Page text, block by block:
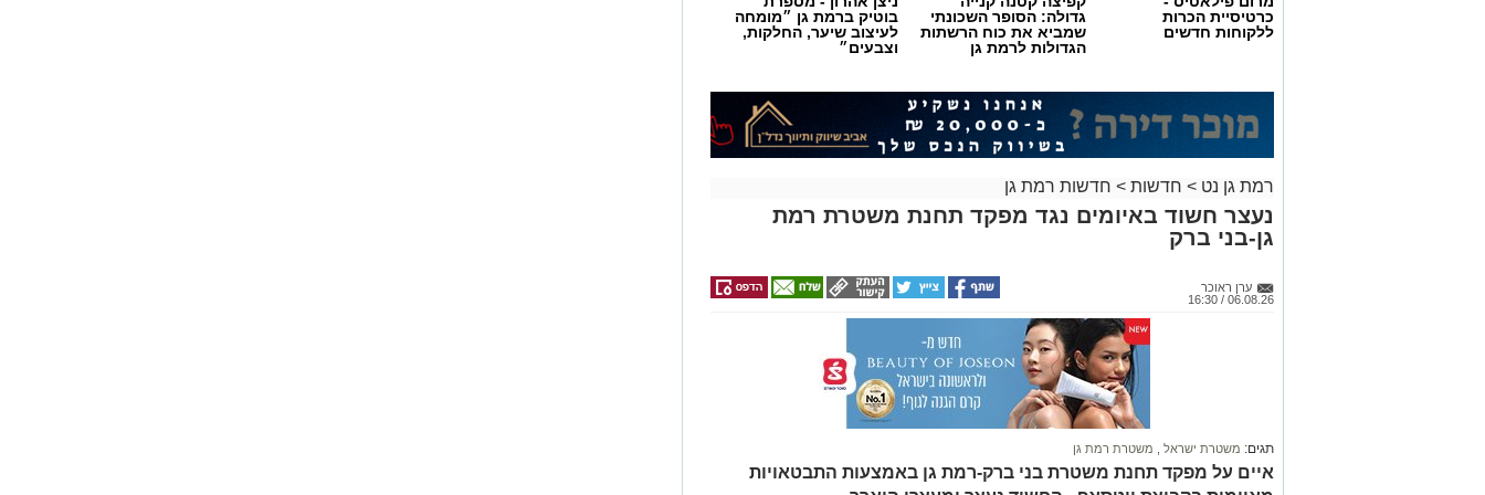
צילום באדיבות מכבי קבוצת כנען רמת-גן
במסגרת השיפוץ המתבצע, הפרקט עובר תהליך חידוש, חדר ההלבשה של מכבי
קבוצת כנען רמת-גן עובר שיפוץ משמעותי, חדרי השירותים המיועדים לקהל הרחב
משופצים, חדר השופטים ישודרג, נבנים משרדים חדשים לקבוצות הגברים והנשים
אבי גבאי היו"ר והבעלים של מכבי עירוני רמת-גן אמר: "שיפוץ האולם הוא השקעה
כרטיסיית הכרות
ללקוחות חדשים
גדולה: הסופר השכונתי
שמביא את כוח הרשתות
הגדולות לרמת גן
בוטיק ברמת גן ״מומחה
לעיצוב שיער, החלקות,
וצבעים״
רמת גן נט > חדשות > חדשות רמת גן
נעצר חשוד באיומים נגד מפקד תחנת משטרת רמת
גן-בני ברק
ערן ראוכר
06.08.26 / 16:30
תגים: משטרת ישראל משטרת רמת גן
איים על מפקד תחנת משטרת בני ברק-רמת גן באמצעות התבטאויות